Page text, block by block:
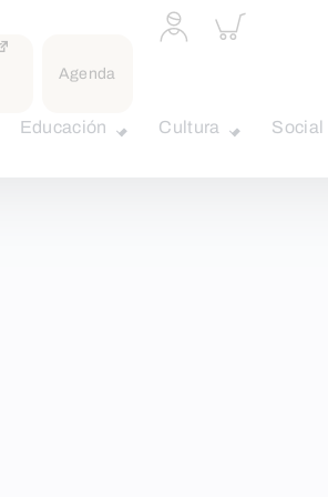
Agenda
Acceder
a
Inspeccionar
carrito
Educación Cultura Social